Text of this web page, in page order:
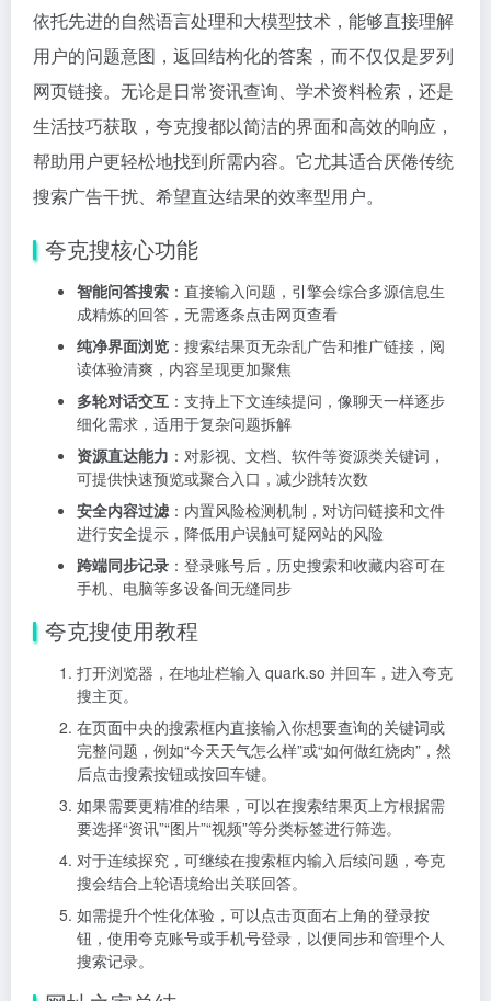
依托先进的自然语言处理和大模型技术，能够直接理解
用户的问题意图，返回结构化的答案，而不仅仅是罗列
网页链接。无论是日常资讯查询、学术资料检索，还是
生活技巧获取，夸克搜都以简洁的界面和高效的响应，
帮助用户更轻松地找到所需内容。它尤其适合厌倦传统
搜索广告干扰、希望直达结果的效率型用户。
夸克搜核心功能
智能问答搜索 ：直接输入问题，引擎会综合多源信息生
成精炼的回答，无需逐条点击网页查看
纯净界面浏览 ：搜索结果页无杂乱广告和推广链接，阅
读体验清爽，内容呈现更加聚焦
多轮对话交互 ：支持上下文连续提问，像聊天一样逐步
细化需求，适用于复杂问题拆解
资源直达能力 ：对影视、文档、软件等资源类关键词，
可提供快速预览或聚合入口，减少跳转次数
安全内容过滤：内置风险检测机制，对访问链接和文件
进行安全提示，降低用户误触可疑网站的风险
跨端同步记录 ：登录账号后，历史搜索和收藏内容可在
手机、电脑等多设备间无缝同步
夸克搜使用教程
打开浏览器，在地址栏输入 quark.so 并回车，进入夸克
搜主页。
在页面中央的搜索框内直接输入你想要查询的关键词或
完整问题，例如“今天天气怎么样”或“如何做红烧肉”，然
后点击搜索按钮或按回车键。
如果需要更精准的结果，可以在搜索结果页上方根据需
要选择“资讯”“图片”“视频”等分类标签进行筛选。
对于连续探究，可继续在搜索框内输入后续问题，夸克
搜会结合上轮语境给出关联回答。
如需提升个性化体验，可以点击页面右上角的登录按
钮，使用夸克账号或手机号登录，以便同步和管理个人
搜索记录。